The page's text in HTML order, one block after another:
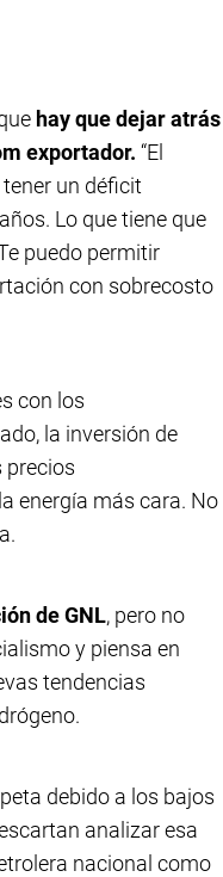
hay que dejar atrás
exportador. “El
un déficit
Lo que tiene que
puedo permitir
con sobrecosto
con los
la inversión de
precios
energía más cara. No
de GNL, pero no
y piensa en
tendencias
debido a los bajos
analizar esa
nacional como